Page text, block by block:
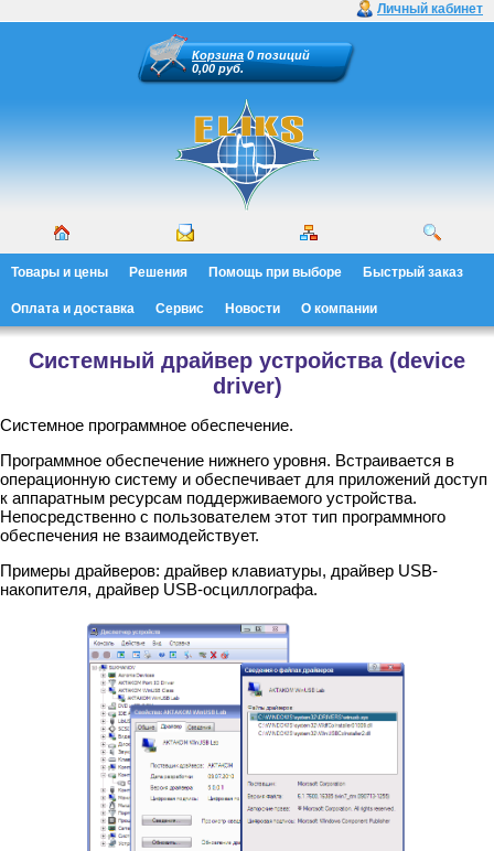
Личный кабинет
Корзина 0 позиций
0,00 руб.
Товары и цены Решения Помощь при выборе Быстрый заказ
Оплата и доставка Сервис Новости О компании
Системный драйвер устройства (device
driver)
Системное программное обеспечение.
Программное обеспечение нижнего уровня. Встраивается в
операционную систему и обеспечивает для приложений доступ
к аппаратным ресурсам поддерживаемого устройства.
Непосредственно с пользователем этот тип программного
обеспечения не взаимодействует.
Примеры драйверов: драйвер клавиатуры, драйвер USB-
накопителя, драйвер USB-осциллографа.